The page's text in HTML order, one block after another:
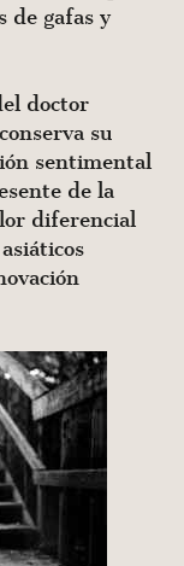
de gafas y
doctor
su
sentimental
de la
diferencial